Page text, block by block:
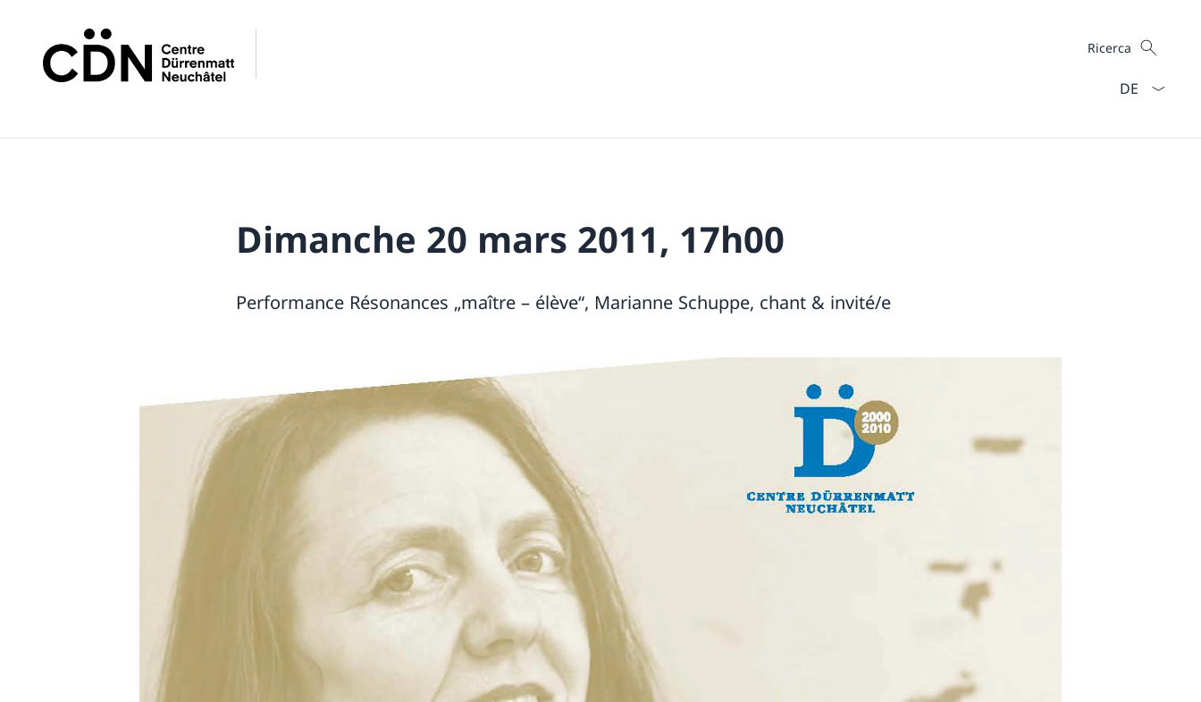
Cercare
Ricerca
Dimanche 20 mars 2011, 17h00
Performance Résonances „maître – élève“, Marianne Schuppe, chant & invité/e